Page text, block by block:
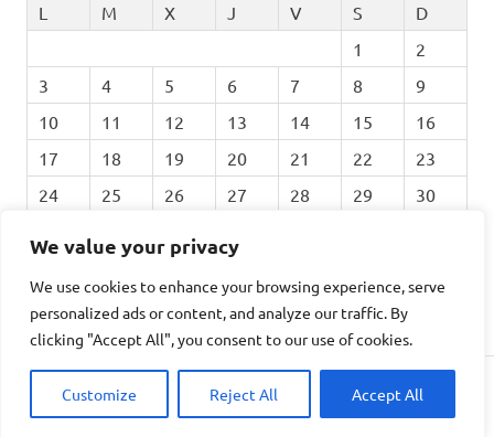
We value your privacy
We use cookies to enhance your browsing experience, serve
personalized ads or content, and analyze our traffic. By
clicking "Accept All", you consent to our use of cookies.
Customize Reject All Accept All
L
M X J V S
D
1
2
3
4 5 6 7 8
9
10
11 12 13 14 15
16
17
18 19 20 21 22
23
24
25 26 27 28 29
30
« Feb
Tema para WordPress: Poseidon de ThemeZee.